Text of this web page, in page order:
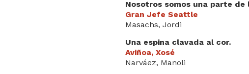
Nosotros somos una parte de
Gran Jefe Seattle
Masachs, Jordi
Una espina clavada al cor.
Aviñoa, Xosé
Narváez, Manoli